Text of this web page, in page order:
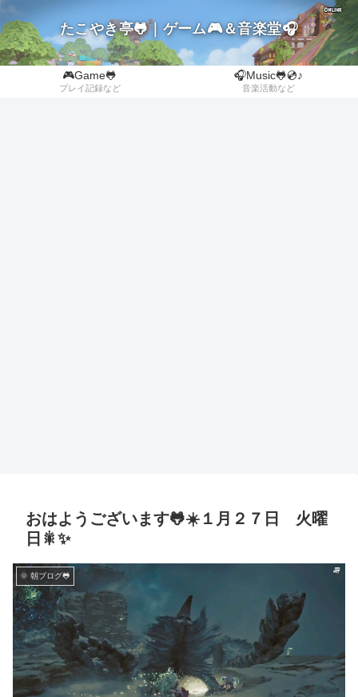
たこやき亭🐸｜ゲーム🎮＆音楽堂🎧
🎮Game🐸
プレイ記録など
🎧Music🐸💿♪
音楽活動など
おはようございます🐸☀️１月２７日 火曜
日🎇✨
🌞 朝ブログ🐸